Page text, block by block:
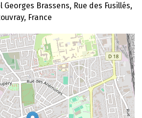
Brassens, Rue des Fusillés,
France